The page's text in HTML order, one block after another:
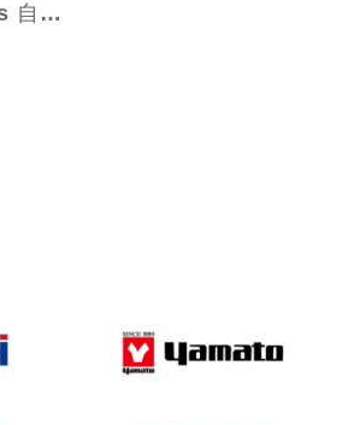
NeXCell R Series 自動化細胞培養箱(115L/210L/400L)